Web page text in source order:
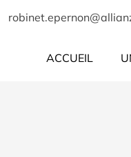
ACCUEIL